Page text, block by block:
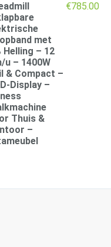
met
Helling – 12
u – 1400W
& Compact –
Display –
Thuis &
–
€785.00